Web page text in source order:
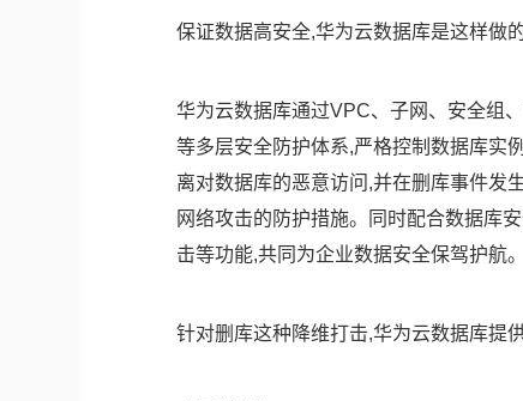
保证数据高安全,华为云数据库是这样做
华为云数据库通过VPC、子网、安全组
等多层安全防护体系,严格控制数据库实
离对数据库的恶意访问,并在删库事件发
网络攻击的防护措施。同时配合数据库
击等功能,共同为企业数据安全保驾护航。
针对删库这种降维打击,华为云数据库提